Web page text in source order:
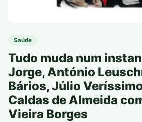
Saúde
Tudo muda num
Jorge, António
Bários, Júlio
Caldas de Almeida
Vieira Borges